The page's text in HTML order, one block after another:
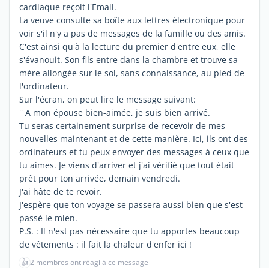
cardiaque reçoit l'Email.
La veuve consulte sa boîte aux lettres électronique pour
voir s'il n'y a pas de messages de la famille ou des amis.
C'est ainsi qu'à la lecture du premier d'entre eux, elle
s'évanouit. Son fils entre dans la chambre et trouve sa
mère allongée sur le sol, sans connaissance, au pied de
l'ordinateur.
Sur l'écran, on peut lire le message suivant:
'' A mon épouse bien-aimée, je suis bien arrivé.
Tu seras certainement surprise de recevoir de mes
nouvelles maintenant et de cette manière. Ici, ils ont des
ordinateurs et tu peux envoyer des messages à ceux que
tu aimes. Je viens d'arriver et j'ai vérifié que tout était
prêt pour ton arrivée, demain vendredi.
J'ai hâte de te revoir.
J'espère que ton voyage se passera aussi bien que s'est
passé le mien.
P.S. : Il n'est pas nécessaire que tu apportes beaucoup
de vêtements : il fait la chaleur d'enfer ici !
👍2 membres ont réagi à ce message